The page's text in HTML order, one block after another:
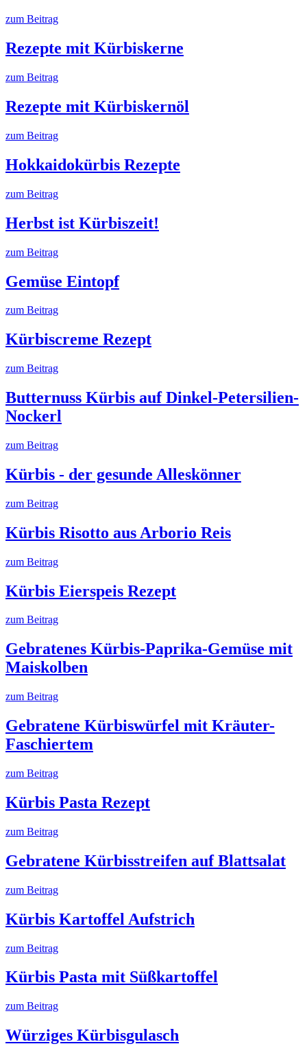
zum Beitrag
Rezepte mit Kürbiskerne
zum Beitrag
Rezepte mit Kürbiskernöl
zum Beitrag
Hokkaidokürbis Rezepte
zum Beitrag
Herbst ist Kürbiszeit!
zum Beitrag
Gemüse Eintopf
zum Beitrag
Kürbiscreme Rezept
zum Beitrag
Butternuss Kürbis auf Dinkel-Petersilien-
Nockerl
zum Beitrag
Kürbis - der gesunde Alleskönner
zum Beitrag
Kürbis Risotto aus Arborio Reis
zum Beitrag
Kürbis Eierspeis Rezept
zum Beitrag
Gebratenes Kürbis-Paprika-Gemüse mit
Maiskolben
zum Beitrag
Gebratene Kürbiswürfel mit Kräuter-
Faschiertem
zum Beitrag
Kürbis Pasta Rezept
zum Beitrag
Gebratene Kürbisstreifen auf Blattsalat
zum Beitrag
Kürbis Kartoffel Aufstrich
zum Beitrag
Kürbis Pasta mit Süßkartoffel
zum Beitrag
Würziges Kürbisgulasch